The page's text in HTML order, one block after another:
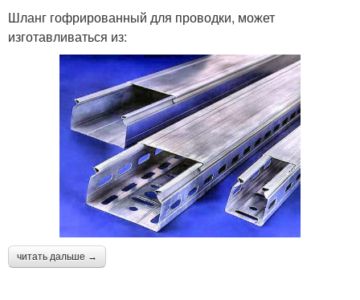
Шланг гофрированный для проводки, может
изготавливаться из:
читать дальше →